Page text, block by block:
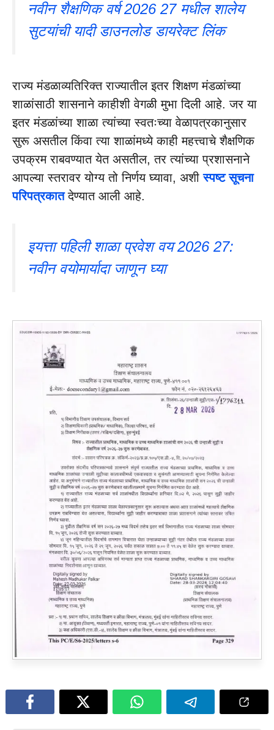
नवीन शैक्षणिक वर्ष 2026 27 मधील शालेय
सुटयांची यादी डाउनलोड डायरेक्ट लिंक
राज्य मंडळाव्यतिरिक्त राज्यातील इतर शिक्षण मंडळांच्या
शाळांसाठी शासनाने काहीशी वेगळी मुभा दिली आहे. जर या
इतर मंडळांच्या शाळा त्यांच्या स्वतःच्या वेळापत्रकानुसार
सुरू असतील किंवा त्या शाळांमध्ये काही महत्त्वाचे शैक्षणिक
उपक्रम राबवण्यात येत असतील, तर त्यांच्या प्रशासनाने
आपल्या स्तरावर योग्य तो निर्णय घ्यावा, अशीस्पष्ट सूचना
परिपत्रकातदेण्यात आली आहे.
इयत्ता पहिली शाळा प्रवेश वय 2026 27:
नवीन वयोमार्यादा जाणून घ्या